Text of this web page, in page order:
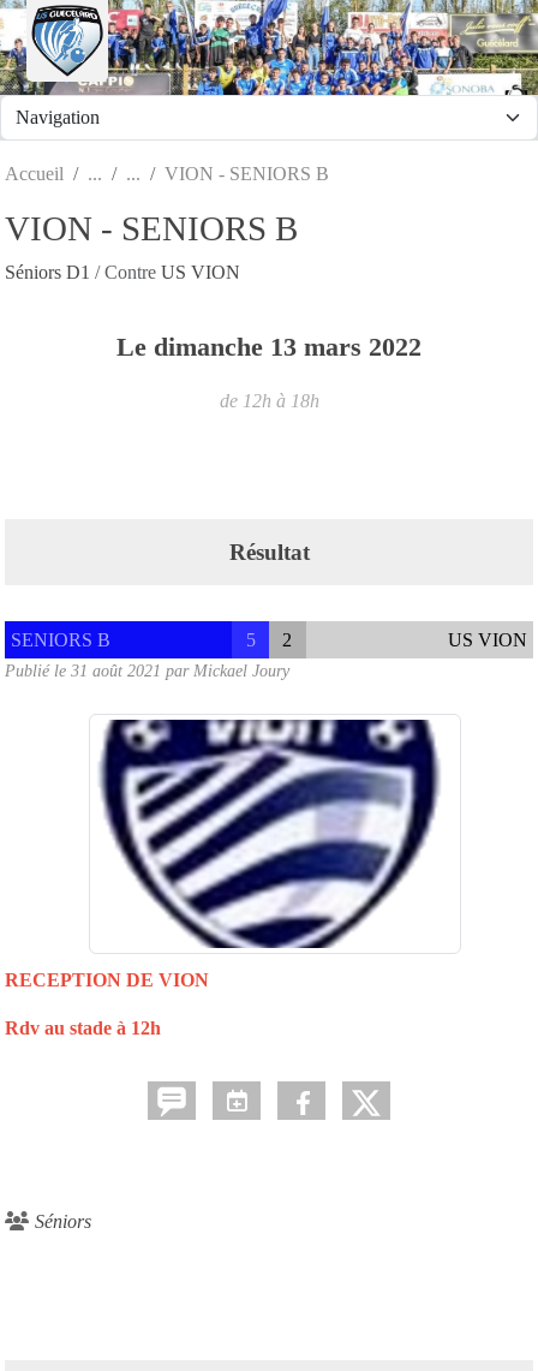
Accueil VION - SENIORS B
VION - SENIORS B
Séniors D1 / Contre US VION
Le dimanche 13 mars 2022
de 12h à 18h
Résultat
SENIORS B 5 2 US VION
Publié le 31 août 2021 par Mickael Joury
RECEPTION DE VION
Rdv au stade à 12h
Séniors
Panneau de gestion des cookies